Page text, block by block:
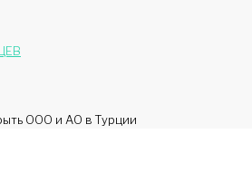
ООО и АО в Турции